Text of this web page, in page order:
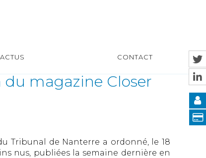
ACTUS CONTACT
magazine Closer
Tribunal de Nanterre a ordonné, le 18
nus, publiées la semaine dernière en